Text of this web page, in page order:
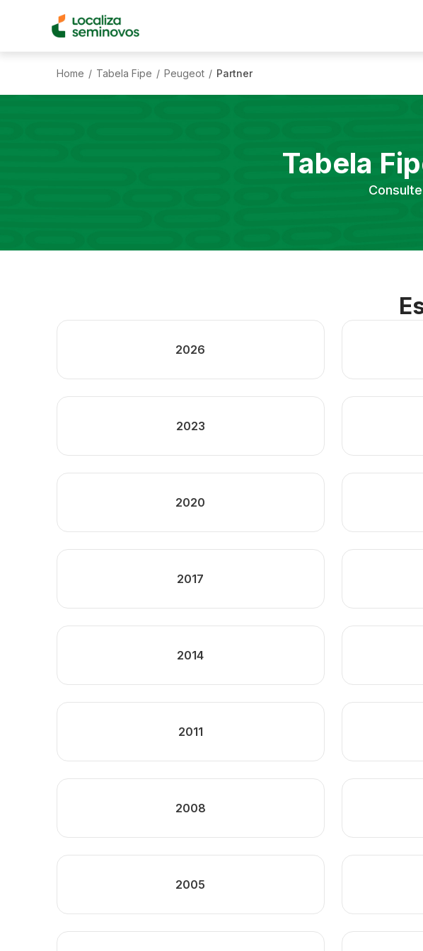
Home / Tabela Fipe / Peugeot / Partner
Tabela
2026
2023
2020
2017
2014
2011
2008
2005